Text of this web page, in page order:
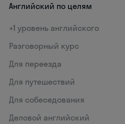
Английский по целям
+1 уровень английского
Разговорный курс
Для переезда
Для путешествий
Для собеседования
Деловой английский